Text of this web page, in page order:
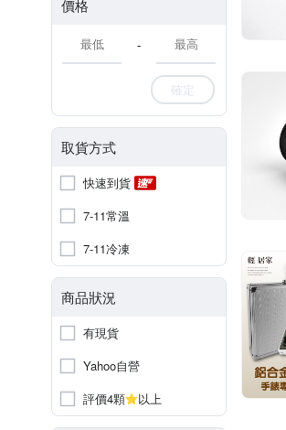
價格
-
確定
取貨方式
快速到貨
7-11常溫
7-11冷凍
商品狀況
有現貨
Yahoo自營
評價4顆
以上